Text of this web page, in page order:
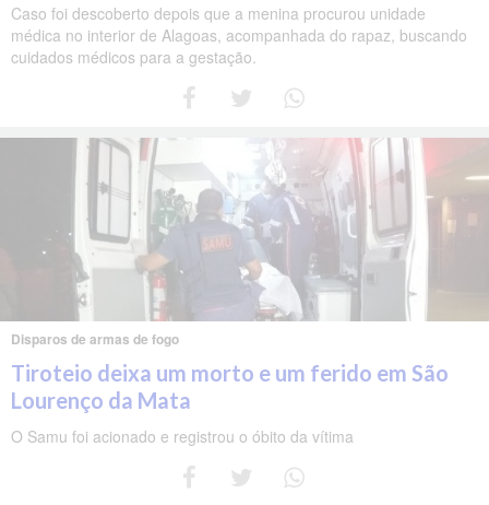
Caso foi descoberto depois que a menina procurou unidade
médica no interior de Alagoas, acompanhada do rapaz, buscando
cuidados médicos para a gestação.
Disparos de armas de fogo
Tiroteio deixa um morto e um ferido em São
Lourenço da Mata
O Samu foi acionado e registrou o óbito da vítima